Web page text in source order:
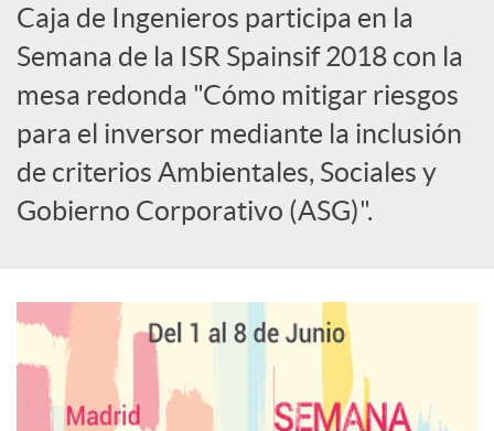
c
i
a
e
s
Caja de Ingenieros participa en la
Semana de la ISR Spainsif 2018 con la
mesa redonda "Cómo mitigar riesgos
para el inversor mediante la inclusión
de criterios Ambientales, Sociales y
Gobierno Corporativo (ASG)".